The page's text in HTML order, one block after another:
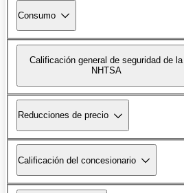
Consumo
Calificación general de seguridad de la
NHTSA
Reducciones de precio
Calificación del concesionario